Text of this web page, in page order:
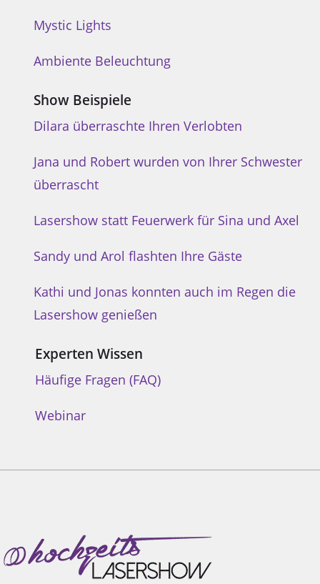
Mystic Lights
Ambiente Beleuchtung
Show Beispiele
Dilara überraschte Ihren Verlobten
Jana und Robert wurden von Ihrer Schwester
überrascht
Lasershow statt Feuerwerk für Sina und Axel
Sandy und Arol flashten Ihre Gäste
Kathi und Jonas konnten auch im Regen die
Lasershow genießen
Experten Wissen
Häufige Fragen (FAQ)
Webinar